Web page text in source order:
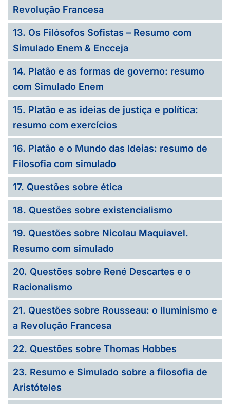
Revolução Francesa
13. Os Filósofos Sofistas – Resumo com
Simulado Enem & Encceja
14. Platão e as formas de governo: resumo
com Simulado Enem
15. Platão e as ideias de justiça e política:
resumo com exercícios
16. Platão e o Mundo das Ideias: resumo de
Filosofia com simulado
17. Questões sobre ética
18. Questões sobre existencialismo
19. Questões sobre Nicolau Maquiavel.
Resumo com simulado
20. Questões sobre René Descartes e o
Racionalismo
21. Questões sobre Rousseau: o Iluminismo e
a Revolução Francesa
22. Questões sobre Thomas Hobbes
23. Resumo e Simulado sobre a filosofia de
Aristóteles